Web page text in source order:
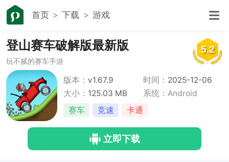
首页 下载 游戏
5.2
登山赛车破解版最新版
玩不腻的赛车手游
版本：v1.67.9 时间： 2025-12-06
大小： 125.03 MB
系统：Android
赛车
竞速 卡通
立即下载